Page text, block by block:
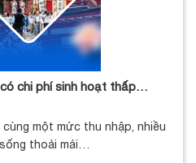
chi phí sinh hoạt thấp…
một mức thu nhập, nhiều
thoải mái…